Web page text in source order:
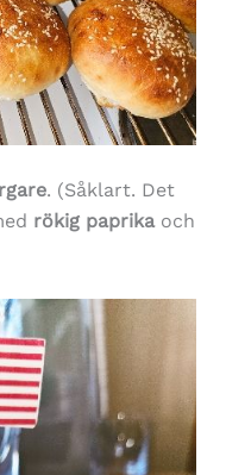
. (Såklart. Det
rökig paprikaoch